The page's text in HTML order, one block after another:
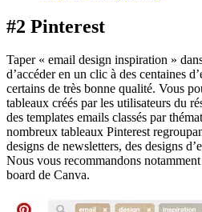
#2 Pinterest
Taper « email design inspiration »
d’accéder en un clic à des centaines
certains de très bonne qualité. Vous
tableaux créés par les utilisateurs du
des templates emails classés par
nombreux tableaux Pinterest
designs de newsletters, des designs
Nous vous recommandons
board de Canva.